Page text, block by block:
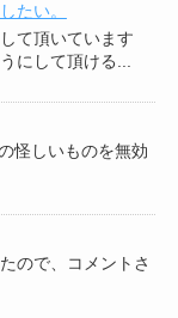
たい。
て頂いています
にして頂ける...
怪しいものを無効
ので、コメントさ